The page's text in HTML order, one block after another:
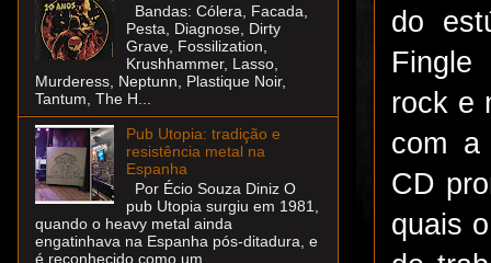
do
rock e
com a
CD
quais
Bandas: Cólera, Facada,
Pesta, Diagnose, Dirty
Grave, Fossilization,
Krushhammer, Lasso,
Murderess, Neptunn, Plastique Noir,
Tantum, The H...
Pub Utopia: tradição e
resistência metal na
Espanha
Por Écio Souza Diniz O
pub Utopia surgiu em 1981,
quando o heavy metal ainda
engatinhava na Espanha pós-ditadura, e
é reconhecido como um ...